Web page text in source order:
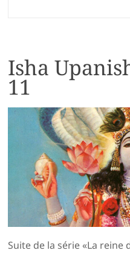
Isha
11
Suite de la série «La reine